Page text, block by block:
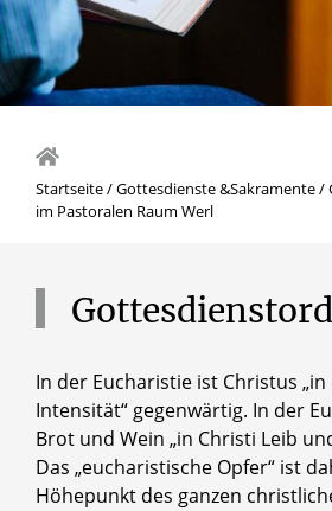
Startseite/Gottesdienste &Sakramente/
im Pastoralen Raum Werl
In der Eucharistie ist Christus
Intensität“ gegenwärtig. In der
Brot und Wein „in Christi Leib
Das „eucharistische Opfer“ ist
Höhepunkt des ganzen